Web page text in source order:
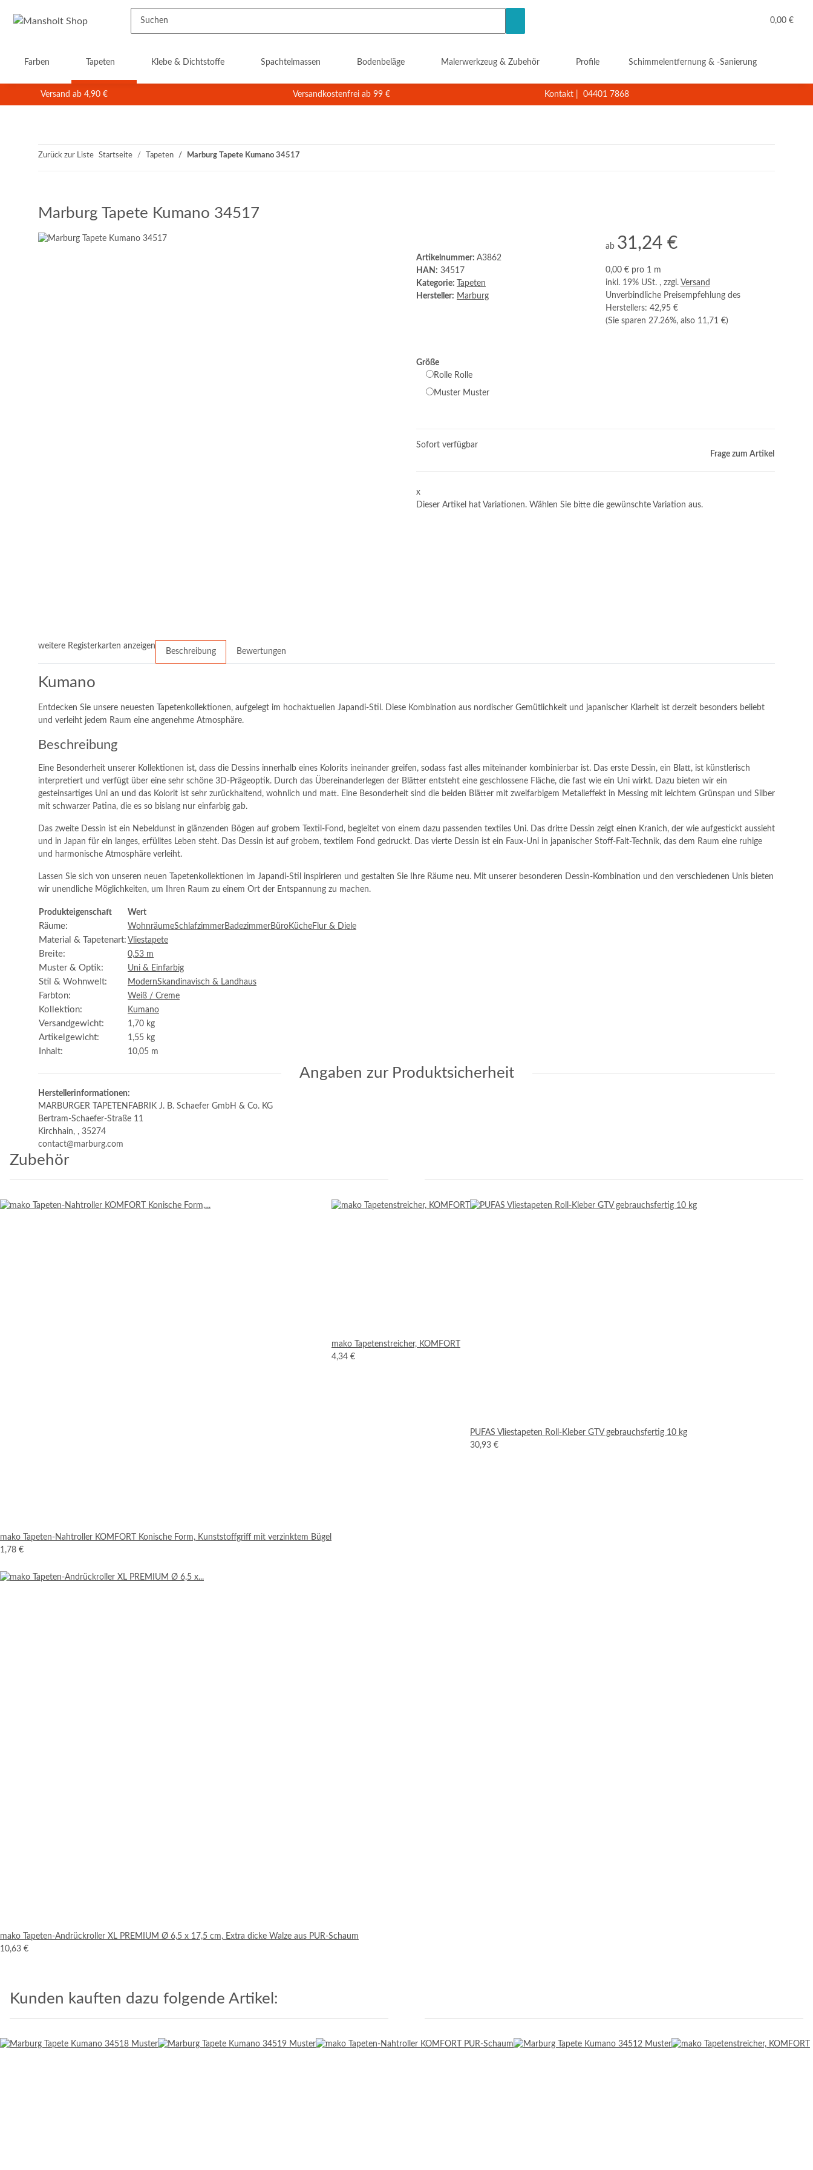
0,00 €
Farben Tapeten Klebe & Dichtstoffe Spachtelmassen Bodenbeläge Malerwerkzeug & Zubehör Profile Schimmelentfernung & -Sanierung
Versand ab 4,90 € Versandkostenfrei ab 99 € Kontakt 04401 7868
Zurück zur Liste Startseite Tapeten Marburg Tapete Kumano 34517
Marburg Tapete Kumano 34517
Artikelnummer: A3862
HAN: 34517
Kategorie:
Tapeten
Hersteller: Marburg
ab 31,24 €
0,00 € pro 1 m
inkl. 19% USt. , zzgl. Versand
Unverbindliche Preisempfehlung des
Herstellers: 42,95 €
(Sie sparen 27.26%, also 11,71 €)
Größe
Rolle Rolle
Muster Muster
Sofort verfügbar
Frage zum Artikel
x
Dieser Artikel hat Variationen. Wählen Sie bitte die gewünschte Variation aus.
weitere Registerkarten anzeigen
Beschreibung Bewertungen
Kumano
Entdecken Sie unsere neuesten Tapetenkollektionen, aufgelegt im hochaktuellen Japandi-Stil. Diese Kombination aus nordischer Gemütlichkeit und japanischer Klarheit ist derzeit besonders beliebt
und verleiht jedem Raum eine angenehme Atmosphäre.
Beschreibung
Eine Besonderheit unserer Kollektionen ist, dass die Dessins innerhalb eines Kolorits ineinander greifen, sodass fast alles miteinander kombinierbar ist. Das erste Dessin, ein Blatt, ist künstlerisch
interpretiert und verfügt über eine sehr schöne 3D-Prägeoptik. Durch das Übereinanderlegen der Blätter entsteht eine geschlossene Fläche, die fast wie ein Uni wirkt. Dazu bieten wir ein
gesteinsartiges Uni an und das Kolorit ist sehr zurückhaltend, wohnlich und matt. Eine Besonderheit sind die beiden Blätter mit zweifarbigem Metalleffekt in Messing mit leichtem Grünspan und Silber
mit schwarzer Patina, die es so bislang nur einfarbig gab.
Das zweite Dessin ist ein Nebeldunst in glänzenden Bögen auf grobem Textil-Fond, begleitet von einem dazu passenden textiles Uni. Das dritte Dessin zeigt einen Kranich, der wie aufgestickt aussieht
und in Japan für ein langes, erfülltes Leben steht. Das Dessin ist auf grobem, textilem Fond gedruckt. Das vierte Dessin ist ein Faux-Uni in japanischer Stoff-Falt-Technik, das dem Raum eine ruhige
und harmonische Atmosphäre verleiht.
Lassen Sie sich von unseren neuen Tapetenkollektionen im Japandi-Stil inspirieren und gestalten Sie Ihre Räume neu. Mit unserer besonderen Dessin-Kombination und den verschiedenen Unis bieten
wir unendliche Möglichkeiten, um Ihren Raum zu einem Ort der Entspannung zu machen.
Produkteigenschaft Wert
Räume: WohnräumeSchlafzimmerBadezimmerBüroKücheFlur & Diele
Material & Tapetenart: Vliestapete
Breite: 0,53 m
Muster & Optik: Uni & Einfarbig
Stil & Wohnwelt: ModernSkandinavisch & Landhaus
Farbton: Weiß / Creme
Kollektion: Kumano
Versandgewicht: 1,70 kg
Artikelgewicht: 1,55 kg
Inhalt: 10,05 m
Angaben zur Produktsicherheit
Herstellerinformationen:
MARBURGER TAPETENFABRIK J. B. Schaefer GmbH & Co. KG
Bertram-Schaefer-Straße 11
Kirchhain, , 35274
contact@marburg.com
Zubehör
mako Tapeten-Nahtroller KOMFORT Konische Form, Kunststoffgriff mit verzinktem Bügel
1,78 €
mako Tapetenstreicher, KOMFORT
4,34 €
PUFAS Vliestapeten Roll-Kleber GTV gebrauchsfertig 10 kg
30,93 €
mako Tapeten-Andrückroller XL PREMIUM Ø 6,5 x 17,5 cm, Extra dicke Walze aus PUR-Schaum
10,63 €
Kunden kauften dazu folgende Artikel: